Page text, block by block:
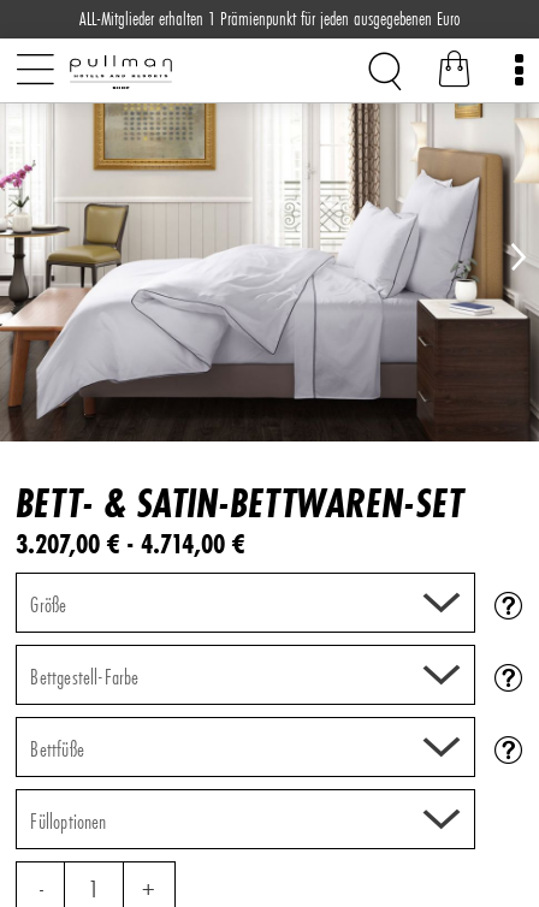
ALL-Mitglieder erhalten 1 Prämienpunkt für jeden ausgegebenen Euro
BETT- & SATIN-BETTWAREN-SET
3.207,00 € - 4.714,00 €
Größe
Bettgestell-Farbe
Bettfüße
Fülloptionen
- 1 +